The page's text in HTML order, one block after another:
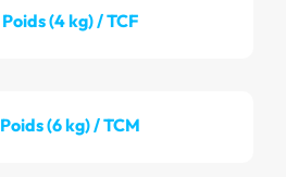
Poids (4 kg) / TCF
Poids (6 kg) / TCM